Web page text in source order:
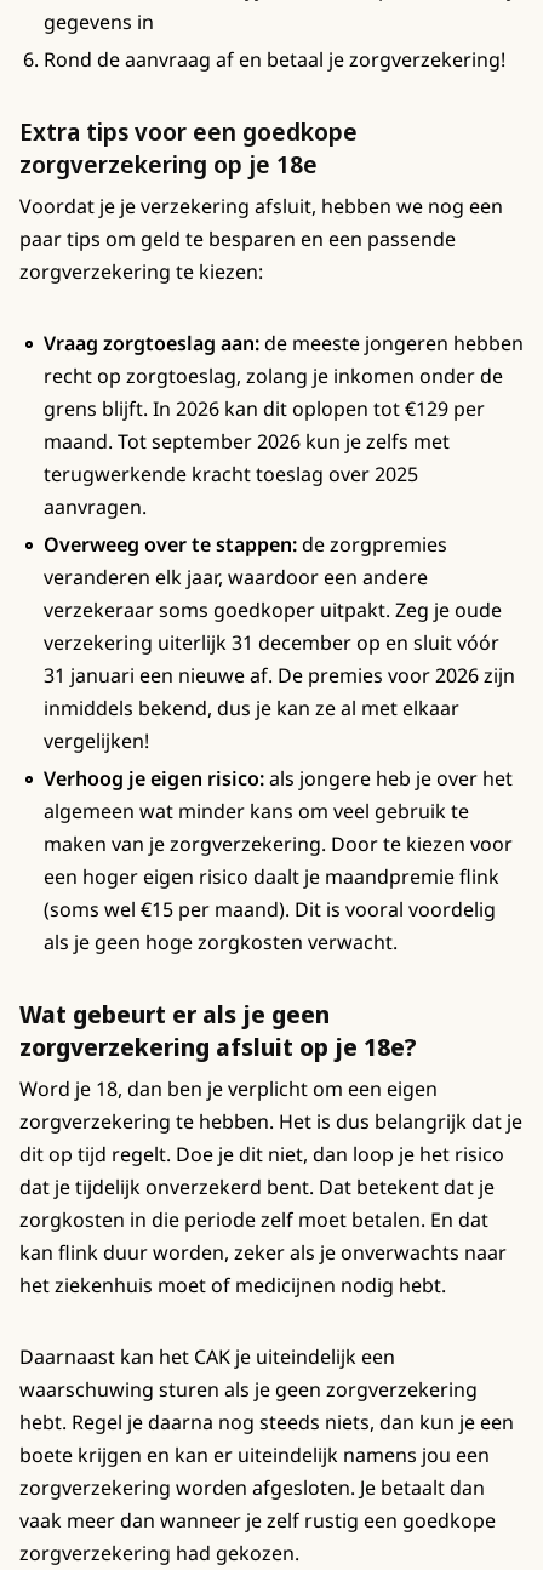
gegevens in
Rond de aanvraag af en betaal je zorgverzekering!
Extra tips voor een goedkope
zorgverzekering op je 18e
Voordat je je verzekering afsluit, hebben we nog een
paar tips om geld te besparen en een passende
zorgverzekering te kiezen:
Vraag zorgtoeslag aan:de meeste jongeren hebben
recht op zorgtoeslag, zolang je inkomen onder de
grens blijft. In 2026 kan dit oplopen tot €129 per
maand. Tot september 2026 kun je zelfs met
terugwerkende kracht toeslag over 2025
aanvragen.
Overweeg over te stappen:de zorgpremies
veranderen elk jaar, waardoor een andere
verzekeraar soms goedkoper uitpakt. Zeg je oude
verzekering uiterlijk 31 december op en sluit vóór
31 januari een nieuwe af. De premies voor 2026 zijn
inmiddels bekend, dus je kan ze al met elkaar
vergelijken!
Verhoog je eigen risico:als jongere heb je over het
algemeen wat minder kans om veel gebruik te
maken van je zorgverzekering. Door te kiezen voor
een hoger eigen risico daalt je maandpremie flink
(soms wel €15 per maand). Dit is vooral voordelig
als je geen hoge zorgkosten verwacht.
Wat gebeurt er als je geen
zorgverzekering afsluit op je 18e?
Word je 18, dan ben je verplicht om een eigen
zorgverzekering te hebben. Het is dus belangrijk dat je
dit op tijd regelt. Doe je dit niet, dan loop je het risico
dat je tijdelijk onverzekerd bent. Dat betekent dat je
zorgkosten in die periode zelf moet betalen. En dat
kan flink duur worden, zeker als je onverwachts naar
het ziekenhuis moet of medicijnen nodig hebt.
Daarnaast kan het CAK je uiteindelijk een
waarschuwing sturen als je geen zorgverzekering
hebt. Regel je daarna nog steeds niets, dan kun je een
boete krijgen en kan er uiteindelijk namens jou een
zorgverzekering worden afgesloten. Je betaalt dan
vaak meer dan wanneer je zelf rustig een goedkope
zorgverzekering had gekozen.